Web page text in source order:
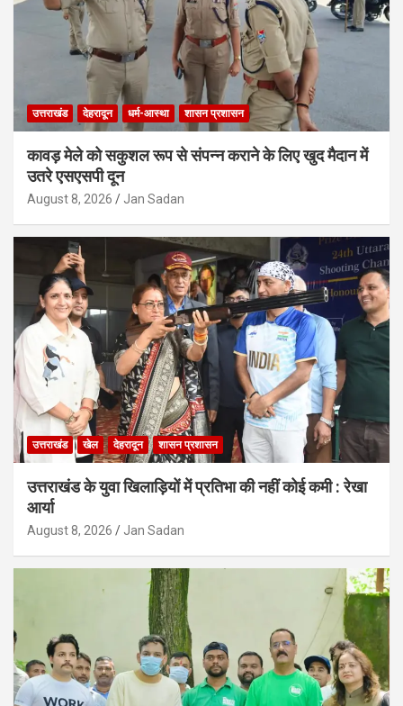
उत्तराखंड देहरादून धर्म-आस्था शासन प्रशासन
कावड़ मेले को सकुशल रूप से संपन्न कराने के लिए खुद मैदान में
उतरे एसएसपी दून
August 8, 2026 Jan Sadan
उत्तराखंड खेल देहरादून शासन प्रशासन
उत्तराखंड के युवा खिलाड़ियों में प्रतिभा की नहीं कोई कमी : रेखा
आर्या
August 8, 2026 Jan Sadan